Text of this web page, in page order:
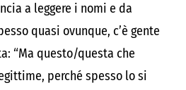
a leggere i nomi e da
quasi ovunque, c’è gente
“Ma questo/questa che
perché spesso lo si